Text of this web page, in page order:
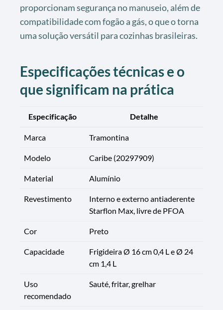
proporcionam segurança no manuseio, além de
compatibilidade com fogão a gás, o que o torna
uma solução versátil para cozinhas brasileiras.
Especificações técnicas e o
que significam na prática
Especificação Detalhe
Marca Tramontina
Modelo Caribe (20297909)
Material Alumínio
Revestimento
Interno e externo antiaderente
Starflon Max, livre de PFOA
Cor Preto
Capacidade
Frigideira Ø 16 cm 0,4 L e Ø 24
cm 1,4 L
Uso
recomendado
Sauté, fritar, grelhar